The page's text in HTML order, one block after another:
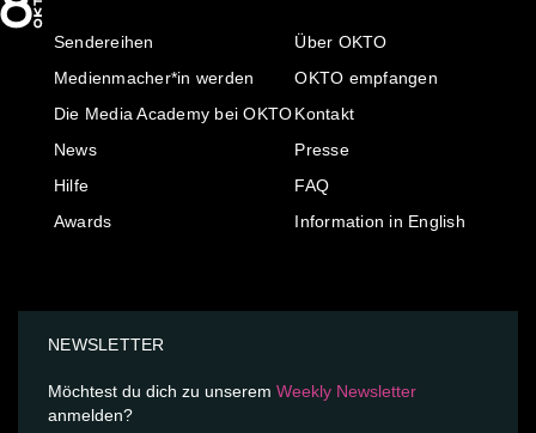
Sendereihen
Medienmacher*in werden
Die Media Academy bei OKTO
News
Hilfe
Awards
Über OKTO
OKTO empfangen
Kontakt
Presse
FAQ
Information in English
NEWSLETTER
Möchtest du dich zu unserem Weekly Newsletter
anmelden?